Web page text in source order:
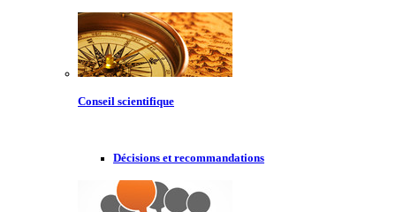
Conseil scientifique
Décisions et recommandations